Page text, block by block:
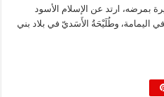
بمرضه، ارتد عن الإسلام الأسود
اليمامة، وطُلَيْحَةُ الأَسَديّ في بلاد بني